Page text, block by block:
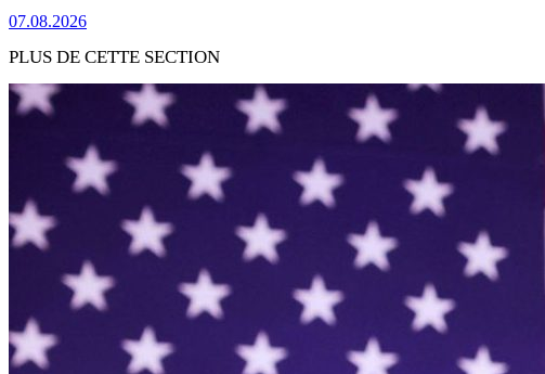
07.08.2026
PLUS DE CETTE SECTION